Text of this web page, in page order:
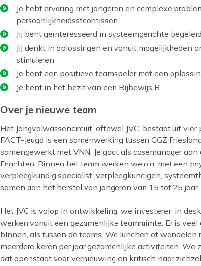
Je hebt ervaring met jongeren en complexe
persoonlijkheidsstoornissen
Jij bent geïnteresseerd in systeemgerichte
Jij denkt in oplossingen en vanuit mogelijkheden
stimuleren
Je bent een positieve teamspeler met een
Je bent in het bezit van een Rijbewijs B
Over je nieuwe team
Het Jongvolwassencircuit, oftewel JVC, bestaat uit vier
FACT-Jeugd is een samenwerking tussen GGZ
samengewerkt met VNN. Je gaat als casemanager
Drachten. Binnen het team werken we o.a. met een
verpleegkundig specialist, verpleegkundigen,
samen aan het herstel van jongeren van 15 tot 25 jaar.
Het JVC is volop in ontwikkeling: we investeren in
werken vanuit een gezamenlijke teamruimte. Er is
binnen, als tussen de teams. We lunchen of wandelen
meerdere keren per jaar gezamenlijke activiteiten. We
dat openstaat voor vernieuwing en kritisch naar